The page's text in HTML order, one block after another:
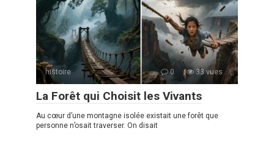
histoire 0 33 vues
La Forêt qui Choisit les Vivants
Au cœur d’une montagne isolée existait une forêt que
personne n’osait traverser. On disait